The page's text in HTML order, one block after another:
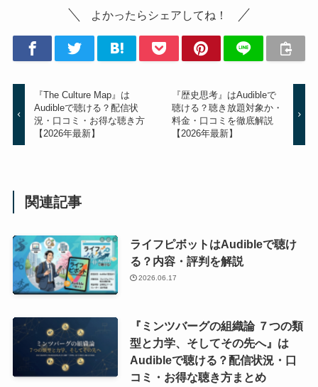
よかったらシェアしてね！
『The Culture Map』は
Audibleで聴ける？配信状
況・口コミ・お得な聴き方
【2026年最新】
『歴史思考』はAudibleで
聴ける？聴き放題対象か・
料金・口コミを徹底解説
【2026年最新】
関連記事
ライフピボットはAudibleで聴け
る？内容・評判を解説
2026.06.17
『ミンツバーグの組織論 ７つの類
型と力学、そしてその先へ』は
Audibleで聴ける？配信状況・口
コミ・お得な聴き方まとめ